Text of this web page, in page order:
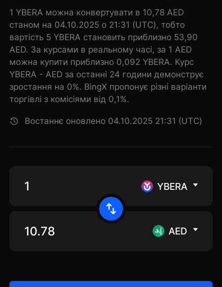
1 YBERA можна конвертувати в 10,78 AED
станом на 04.10.2025 о 21:31 (UTC), тобто
вартість 5 YBERA становить приблизно 53,90
AED. За курсами в реальному часі, за 1 AED
можна купити приблизно 0,092 YBERA. Курс
YBERA - AED за останні 24 години демонструє
зростання на 0%. BingX пропонує різні варіанти
торгівлі з комісіями від 0,1%.
Востаннє оновлено 04.10.2025 21:31 (UTC)
YBERA
AED